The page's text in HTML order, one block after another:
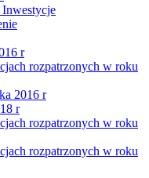
r
rozpatrzonych w roku
2016 r
r
rozpatrzonych w roku
rozpatrzonych w roku